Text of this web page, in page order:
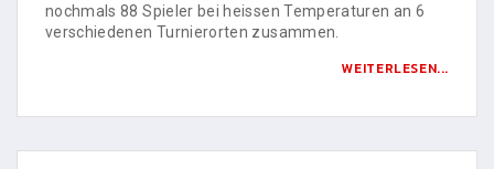
nochmals 88 Spieler bei heissen Temperaturen an 6
verschiedenen Turnierorten zusammen.
WEITERLESEN...